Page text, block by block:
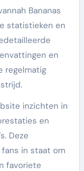
Bananas
statistieken en
en
regelmatig
inzichten in
en
Deze
in staat om
favoriete